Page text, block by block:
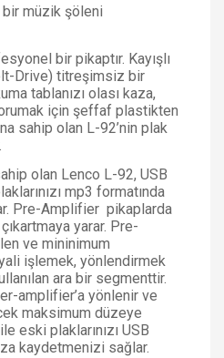
müzik şöleni
bir pikaptır. Kayışlı
Drive) titreşimsiz bir
tablanızı olası kaza,
için şeffaf plastikten
sahip olan L-92’nin plak
olan Lenco L-92, USB
mp3 formatında
Pre-Amplifier pikaplarda
yarar. Pre-
ve mininimum
işlemek, yönlendirmek
ara bir segmenttir.
amplifier’a yönlenir ve
maksimum düzeye
eski plaklarınızı USB
kaydetmenizi sağlar.